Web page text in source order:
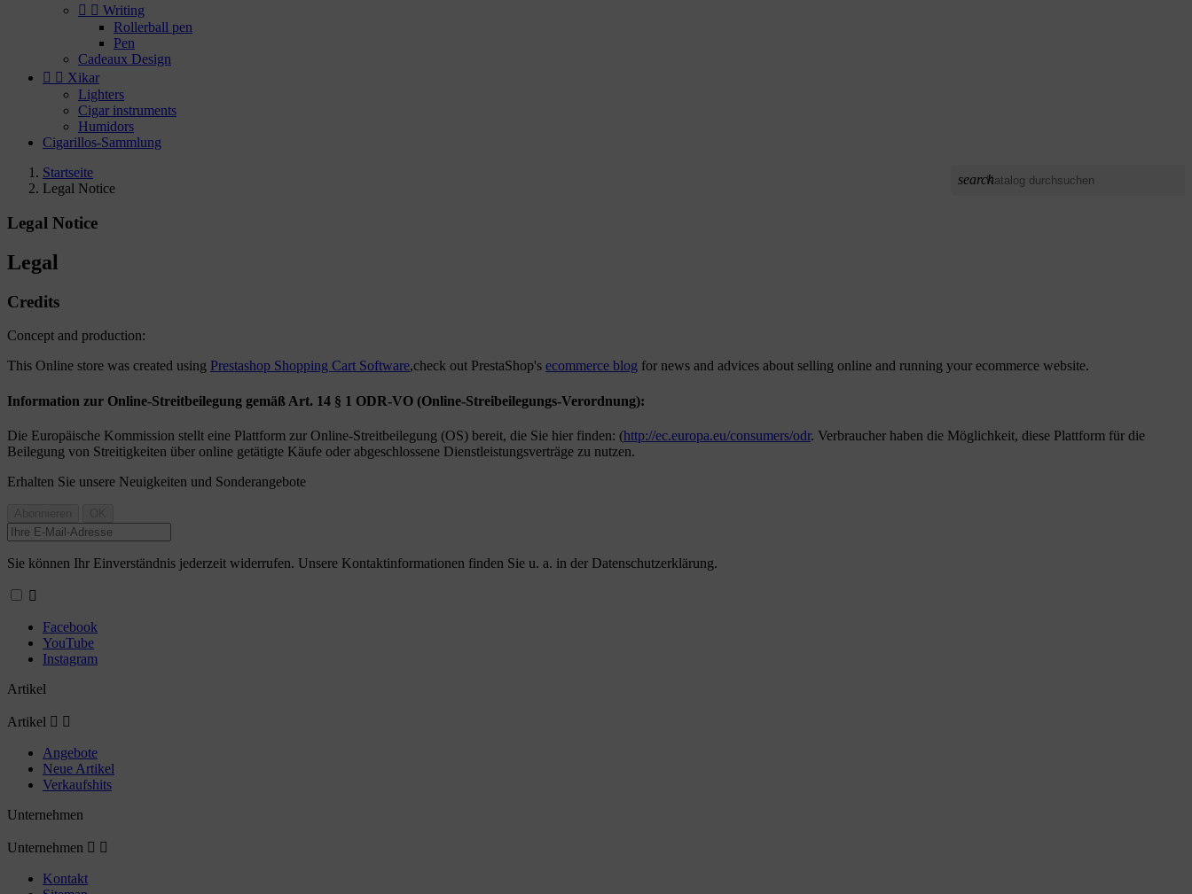
  Writing
Rollerball pen
Pen
Cadeaux Design
  Xikar
Lighters
Cigar instruments
Humidors
Cigarillos-Sammlung
search
Startseite
Legal Notice
Legal Notice
Legal
Credits
Concept and production:
This Online store was created using Prestashop Shopping Cart Software,check out PrestaShop's ecommerce blog for news and advices about selling online and running your ecommerce website.
Information zur Online-Streitbeilegung gemäß Art. 14 § 1 ODR-VO (Online-Streibeilegungs-Verordnung):
Die Europäische Kommission stellt eine Plattform zur Online-Streitbeilegung (OS) bereit, die Sie hier finden: (http://ec.europa.eu/consumers/odr. Verbraucher haben die Möglichkeit, diese Plattform für die
Beilegung von Streitigkeiten über online getätigte Käufe oder abgeschlossene Dienstleistungsverträge zu nutzen.
Erhalten Sie unsere Neuigkeiten und Sonderangebote
Sie können Ihr Einverständnis jederzeit widerrufen. Unsere Kontaktinformationen finden Sie u. a. in der Datenschutzerklärung.

Facebook
YouTube
Instagram
Artikel
Artikel  
Angebote
Neue Artikel
Verkaufshits
Unternehmen
Unternehmen  
Kontakt